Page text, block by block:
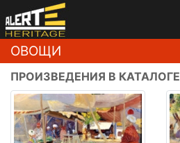
ОВОЩИ
ПРОИЗВЕДЕНИЯ В КАТАЛОГЕ